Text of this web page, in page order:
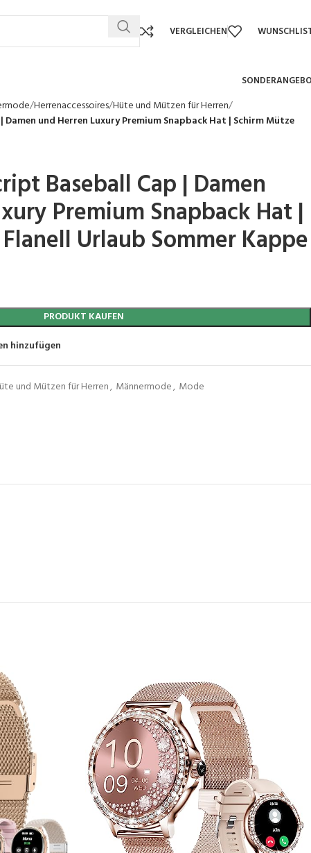
VERGLEICHEN
Herrenaccessoires Hüte und Mützen für Herren
und Herren Luxury Premium Snapback Hat | Schirm Mütze
Baseball Cap | Damen
Premium Snapback Hat |
Urlaub Sommer Kappe
PRODUKT KAUFEN
hinzufügen
und Mützen für Herren, Männermode, Mode